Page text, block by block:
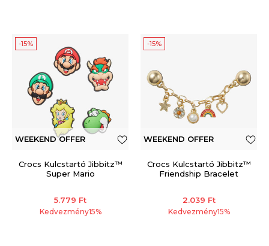
-15%
WEEKEND OFFER
Crocs Kulcstartó Jibbitz™
Super Mario
5.779 Ft
Kedvezmény15%
-15%
WEEKEND OFFER
Crocs Kulcstartó Jibbitz™
Friendship Bracelet
2.039 Ft
Kedvezmény15%